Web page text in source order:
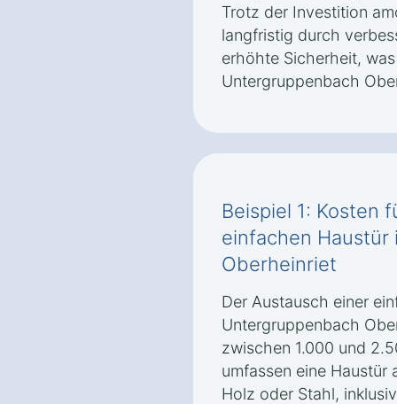
Trotz der Investition
langfristig durch
erhöhte Sicherheit,
Untergruppenbach
Beispiel 1: Kosten
einfachen
Oberheinriet
Der Austausch einer
Untergruppenbach
zwischen 1.000 und
umfassen eine Haustür
Holz oder Stahl,